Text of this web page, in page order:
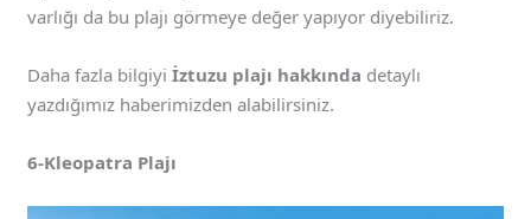
varlığı da bu plajı görmeye değer yapıyor diyebiliriz.
Daha fazla bilgiyiİztuzu plajı hakkında detaylı
yazdığımız haberimizden alabilirsiniz.
6-Kleopatra Plajı